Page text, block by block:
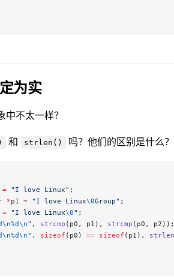
为实
中不太一样？
和 strlen() 吗？他们的区别是什么？
= "I love Linux" ;
*p1 = "I love Linux\0Group" ;
= "I love Linux\0" ;
" , strcmp (p0, p1), strcmp (p0, p2));
" , sizeof (p0) == sizeof (p1), strlen